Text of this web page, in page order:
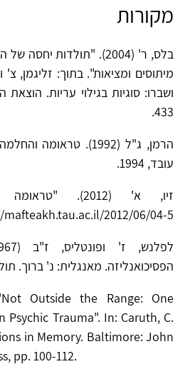
מקורות
בלס, ר' (2004). "תולדות
מיתוסים ומציאות". בתוך: זליגמן, צ'
433.
הרמן, ג"ל (1992).
עובד, 1994.
2012/06/04-5
הפסיכואנליזה. מאנגלית: נ' ברוך. תולעת
Outside the Range: One
Psychic Trauma". In: Caruth, C.
in Memory. Baltimore: John
pp. 100-112.